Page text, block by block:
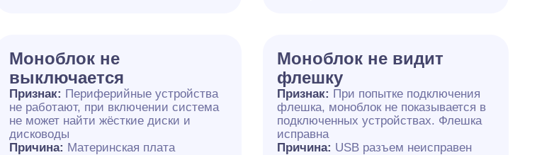
Моноблок не
выключается
Признак: Периферийные устройства
не работают, при включении система
не может найти жёсткие диски и
дисководы
Причина: Материнская плата
Моноблок не видит
флешку
Признак: При попытке подключения
флешка, моноблок не показывается в
подключенных устройствах. Флешка
исправна
Причина: USB разъем неисправен